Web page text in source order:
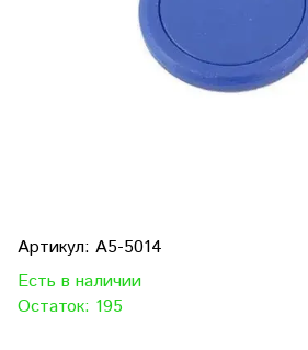
Артикул: A5-5014
Есть в наличии
Остаток: 195